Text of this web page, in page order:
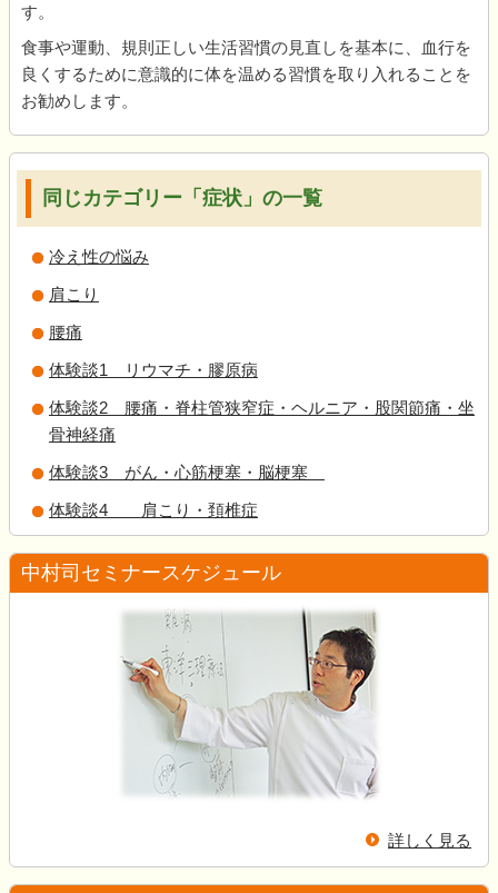
す。
食事や運動、規則正しい生活習慣の見直しを基本に、血行を
良くするために意識的に体を温める習慣を取り入れることを
お勧めします。
同じカテゴリー「症状」の一覧
冷え性の悩み
肩こり
腰痛
体験談1 リウマチ・膠原病
体験談2 腰痛・脊柱管狭窄症・ヘルニア・股関節痛・坐
骨神経痛
体験談3 がん・心筋梗塞・脳梗塞
体験談4 肩こり・頚椎症
中村司セミナースケジュール
詳しく見る